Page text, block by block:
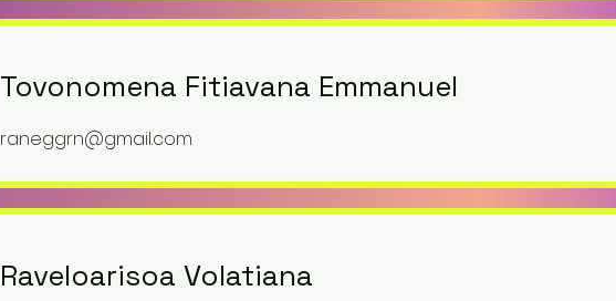
Tovonomena Fitiavana Emmanuel
raneggrn@gmail.com
Raveloarisoa Volatiana